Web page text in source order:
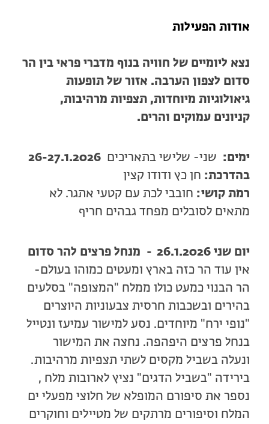
אודות הפעילות
נצא ליומיים של חוויה בנוף מדברי פראי בין הר
סדום לצפון הערבה. אזור של תופעות
גיאולוגיות מיוחדות, תצפיות מרהיבות,
קניונים עמוקים והרים.
ימים: שני- שלישי בתאריכים 26-27.1.2026
בהדרכת: חן כץ ודודו קצין
רמת קושי: חובבי לכת עם קטעי אתגר. לא
מתאים לסובלים מפחד גבהים חריף
יום שני 26.1.2026 -
מנחל פרצים להר סדום
אין עוד הר כזה בארץ ומעטים כמוהו בעולם-
הר הבנוי כמעט כולו ממלח "המצופה" בסלעים
בהירים ובשכבות חרסית צבעוניות היוצרים
"נופי ירח" מיוחדים. נסע למישור עמיעז ונטייל
בנחל פרצים היפהפה. נחצה את המישור
ונעלה בשביל מקסים לשתי תצפיות מרהיבות.
בירידה "בשביל הדגים" נציץ לארובות מלח ,
נספר את סיפורם המופלא של חלוצי מפעלי ים
המלח וסיפורים מרתקים של מטיילים וחוקרים